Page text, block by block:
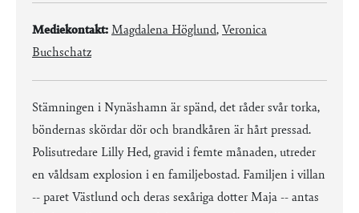
Mediekontakt: Magdalena Höglund, Veronica
Buchschatz
Stämningen i Nynäshamn är spänd, det råder svår torka,
böndernas skördar dör och brandkåren är hårt pressad.
Polisutredare Lilly Hed, gravid i femte månaden, utreder
en våldsam explosion i en familjebostad. Familjen i villan
-- paret Västlund och deras sexåriga dotter Maja -- antas